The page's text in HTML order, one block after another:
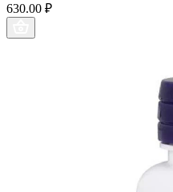
630.00 ₽